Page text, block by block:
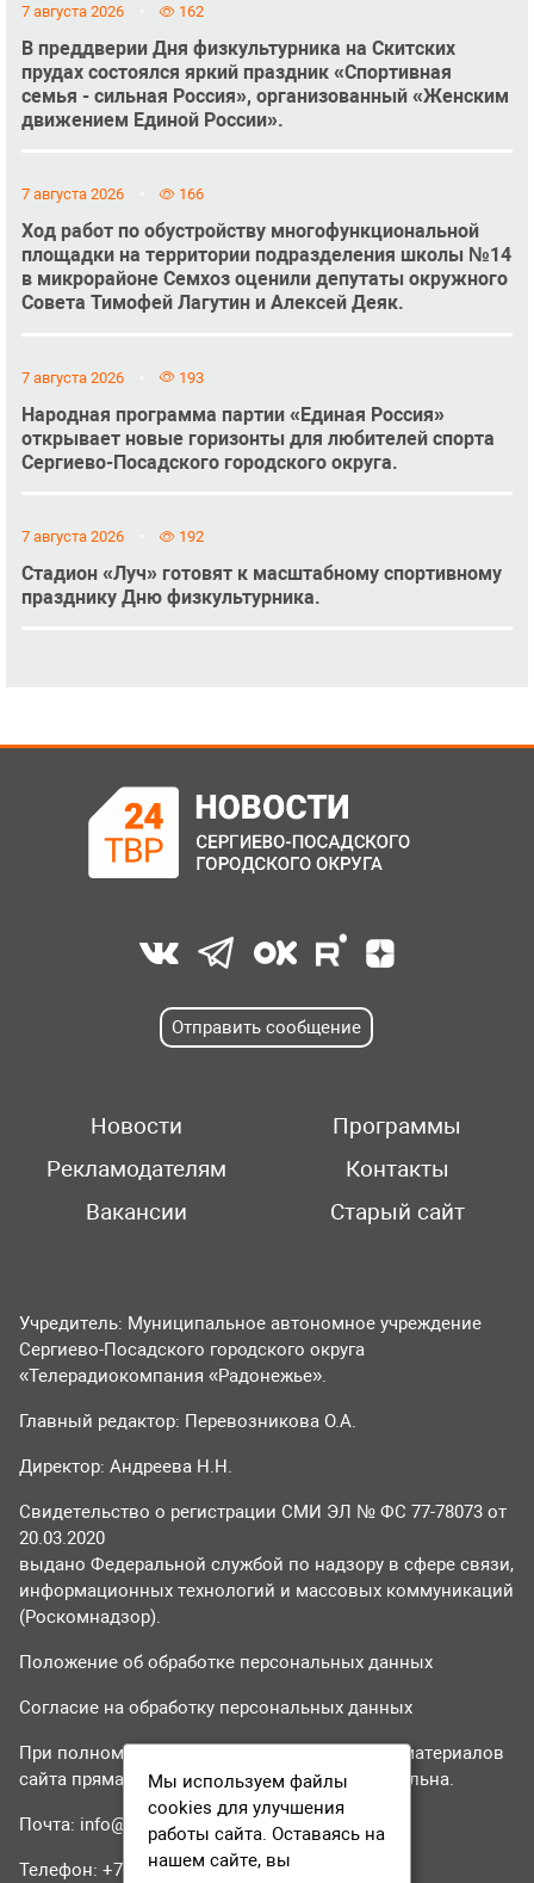
7 августа 2026 162
В преддверии Дня физкультурника на Скитских
прудах состоялся яркий праздник «Спортивная
семья - сильная Россия», организованный «Женским
движением Единой России».
7 августа 2026 166
Ход работ по обустройству многофункциональной
площадки на территории подразделения школы №14
в микрорайоне Семхоз оценили депутаты окружного
Совета Тимофей Лагутин и Алексей Деяк.
7 августа 2026 193
Народная программа партии «Единая Россия»
открывает новые горизонты для любителей спорта
Сергиево-Посадского городского округа.
7 августа 2026 192
Стадион «Луч» готовят к масштабному спортивному
празднику Дню физкультурника.
Отправить сообщение
Новости
Программы
Рекламодателям
Контакты
Вакансии
Старый сайт
Учредитель: Муниципальное автономное учреждение
Сергиево-Посадского городского округа
«Телерадиокомпания «Радонежье».
Главный редактор: Перевозникова О.А.
Директор: Андреева Н.Н.
Свидетельство о регистрации СМИ ЭЛ № ФС 77-78073 от
20.03.2020
выдано Федеральной службой по надзору в сфере связи,
информационных технологий и массовых коммуникаций
(Роскомнадзор).
Положение об обработке персональных данных
Согласие на обработку персональных данных
При полном или частичном использовании материалов
сайта прямая гиперссылка на tvr24.tv обязательна.
Почта: info@tvr24.tv
Телефон: +7 (496) 551-04-95
Мы используем файлы
cookies для улучшения
работы сайта. Оставаясь на
нашем сайте, вы